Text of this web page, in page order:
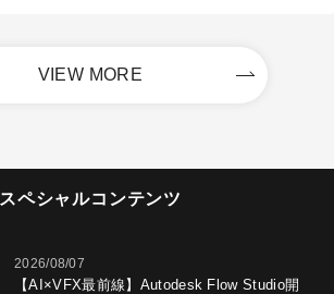
VIEW MORE
スペシャルコンテンツ
2026/08/07
【AI×VFX最前線】Autodesk Flow Studio開